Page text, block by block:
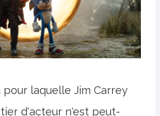
pour laquelle Jim Carrey
d'acteur n'est peut-